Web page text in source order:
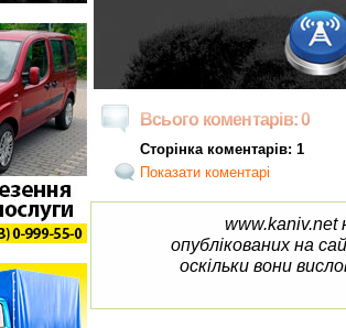
Всього коментарів: 0
Сторінка коментарів: 1
Показати коментарі
www.kaniv.net
опублікованих на
оскільки вони